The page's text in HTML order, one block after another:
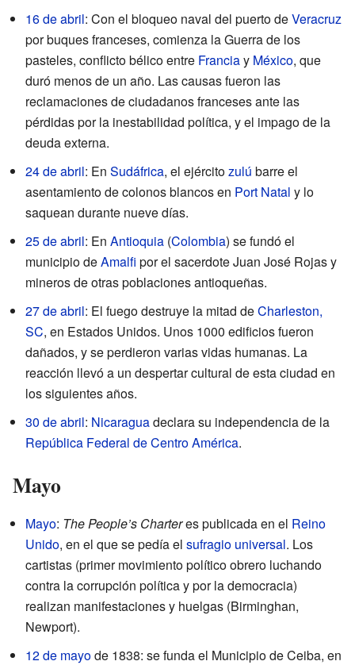
16 de abril: Con el bloqueo naval del puerto deVeracruz
por buques franceses, comienza la Guerra de los
pasteles, conflicto bélico entre Franciay México, que
duró menos de un año. Las causas fueron las
reclamaciones de ciudadanos franceses ante las
pérdidas por la inestabilidad política, y el impago de la
deuda externa.
24 de abril: En Sudáfrica, el ejércitozulú barre el
asentamiento de colonos blancos en Port Natal y lo
saquean durante nueve días.
25 de abril: En Antioquia (Colombia) se fundó el
municipio deAmalfi por el sacerdote Juan José Rojas y
mineros de otras poblaciones antioqueñas.
27 de abril: El fuego destruye la mitad deCharleston,
SC, en Estados Unidos. Unos 1000 edificios fueron
dañados, y se perdieron varias vidas humanas. La
reacción llevó a un despertar cultural de esta ciudad en
los siguientes años.
30 de abril: Nicaraguadeclara su independencia de la
República Federal de Centro América.
Mayo
Mayo: The People’s Charteres publicada en el Reino
Unido, en el que se pedía el sufragio universal. Los
cartistas (primer movimiento político obrero luchando
contra la corrupción política y por la democracia)
realizan manifestaciones y huelgas (Birminghan,
Newport).
12 de mayode 1838: se funda el Municipio de Ceiba, en